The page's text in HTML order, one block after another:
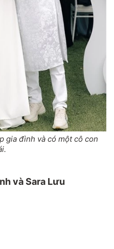
gia đình và có một cô con
và Sara Lưu